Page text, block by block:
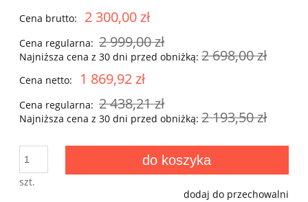
Cena brutto: 2 300,00 zł
Cena regularna: 2 999,00 zł
Najniższa cena z 30 dni przed obniżką: 2 698,00 zł
Cena netto: 1 869,92 zł
Cena regularna: 2 438,21 zł
Najniższa cena z 30 dni przed obniżką: 2 193,50 zł
szt.
do koszyka
dodaj do przechowalni